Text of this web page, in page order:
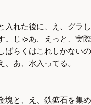
入れた後に、え、グラし
。じゃあ、えっと、実際
ばらくはこれしかないの
あ、水入ってる。
塊と、え、鉄鉱石を集め